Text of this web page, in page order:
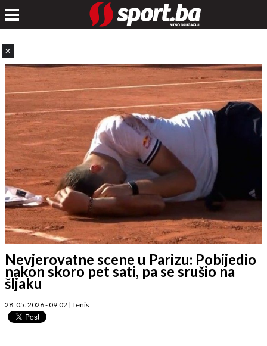
✕
Nevjerovatne scene u Parizu: Pobijedio
nakon skoro pet sati, pa se srušio na
šljaku
28. 05. 2026 - 09:02 | Tenis